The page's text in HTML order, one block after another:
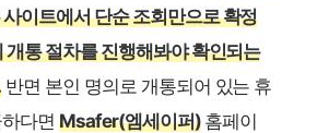
이트에서 단순 조회만으로 확정
개통 절차를 진행해봐야 확인되는
반면 본인 명의로 개통되어 있는 휴
다면 Msafer(엠세이퍼)홈페이